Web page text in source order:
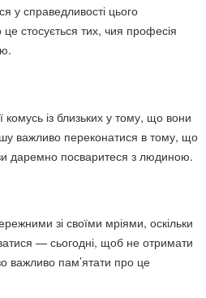
у справедливості цього
стосується тих, чия професія
комусь із близьких у тому, що вони
важливо переконатися в тому, що
даремно посваритеся з людиною.
зі своїми мріями, оскільки
— сьогодні, щоб не отримати
важливо пам’ятати про це